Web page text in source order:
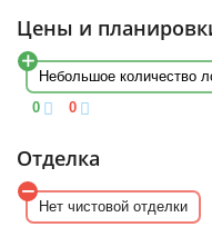
Внутренний двор
workout и отдыха.
Ввод с эксплуатацию
На автомобиле до
минут. До сердца города -
машине займет 30 минут.
шоссе, по которому
перегружено, пробки в
будет проведена
соединяющая посёлок и
У комплекса удобное
Цены и
Небольшое количество
0
0
Отделка
Нет чистовой отделки